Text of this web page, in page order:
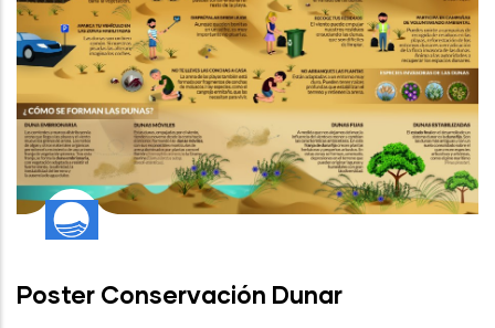
Poster Conservación Dunar